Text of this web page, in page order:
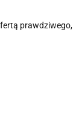
prawdziwego,